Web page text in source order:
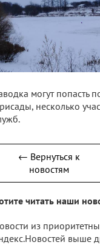
могут попасть
несколько
← Вернуться к
новостям
читать наши
из
выше